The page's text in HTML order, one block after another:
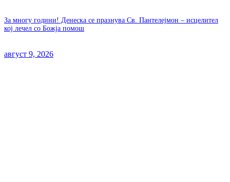
За многу години! Денеска се празнува Св. Пантелејмон – исцелител
кој лечел со Божја помош
август 9, 2026